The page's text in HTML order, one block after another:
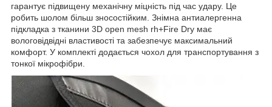
гарантує підвищену механічну міцність під час удару. Це
робить шолом більш зносостійким. Знімна антиалергенна
підкладка з тканини 3D open mesh rh+Fire Dry має
вологовідвідні властивості та забезпечує максимальний
комфорт. У комплекті додається чохол для транспортування з
тонкої мікрофібри.